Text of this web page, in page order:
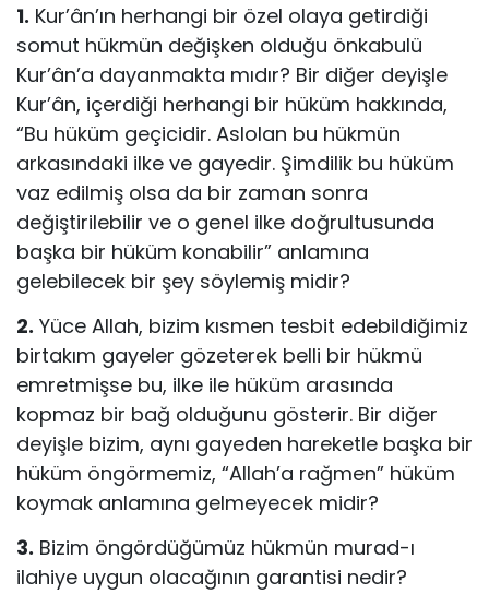
1. Kur’ân’ın herhangi bir özel olaya getirdiği
somut hükmün değişken olduğu önkabulü
Kur’ân’a dayanmakta mıdır? Bir diğer deyişle
Kur’ân, içerdiği herhangi bir hüküm hakkında,
“Bu hüküm geçicidir. Aslolan bu hükmün
arkasındaki ilke ve gayedir. Şimdilik bu hüküm
vaz edilmiş olsa da bir zaman sonra
değiştirilebilir ve o genel ilke doğrultusunda
başka bir hüküm konabilir” anlamına
gelebilecek bir şey söylemiş midir?
2. Yüce Allah, bizim kısmen tesbit edebildiğimiz
birtakım gayeler gözeterek belli bir hükmü
emretmişse bu, ilke ile hüküm arasında
kopmaz bir bağ olduğunu gösterir. Bir diğer
deyişle bizim, aynı gayeden hareketle başka bir
hüküm öngörmemiz, “Allah’a rağmen” hüküm
koymak anlamına gelmeyecek midir?
3. Bizim öngördüğümüz hükmün murad-ı
ilahiye uygun olacağının garantisi nedir?